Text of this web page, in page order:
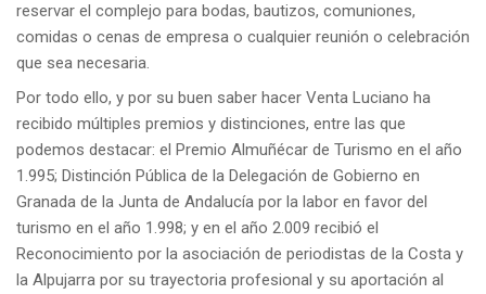
reservar el complejo para bodas, bautizos, comuniones,
comidas o cenas de empresa o cualquier reunión o celebración
que sea necesaria.
Por todo ello, y por su buen saber hacer Venta Luciano ha
recibido múltiples premios y distinciones, entre las que
podemos destacar: el Premio Almuñécar de Turismo en el año
1.995; Distinción Pública de la Delegación de Gobierno en
Granada de la Junta de Andalucía por la labor en favor del
turismo en el año 1.998; y en el año 2.009 recibió el
Reconocimiento por la asociación de periodistas de la Costa y
la Alpujarra por su trayectoria profesional y su aportación al